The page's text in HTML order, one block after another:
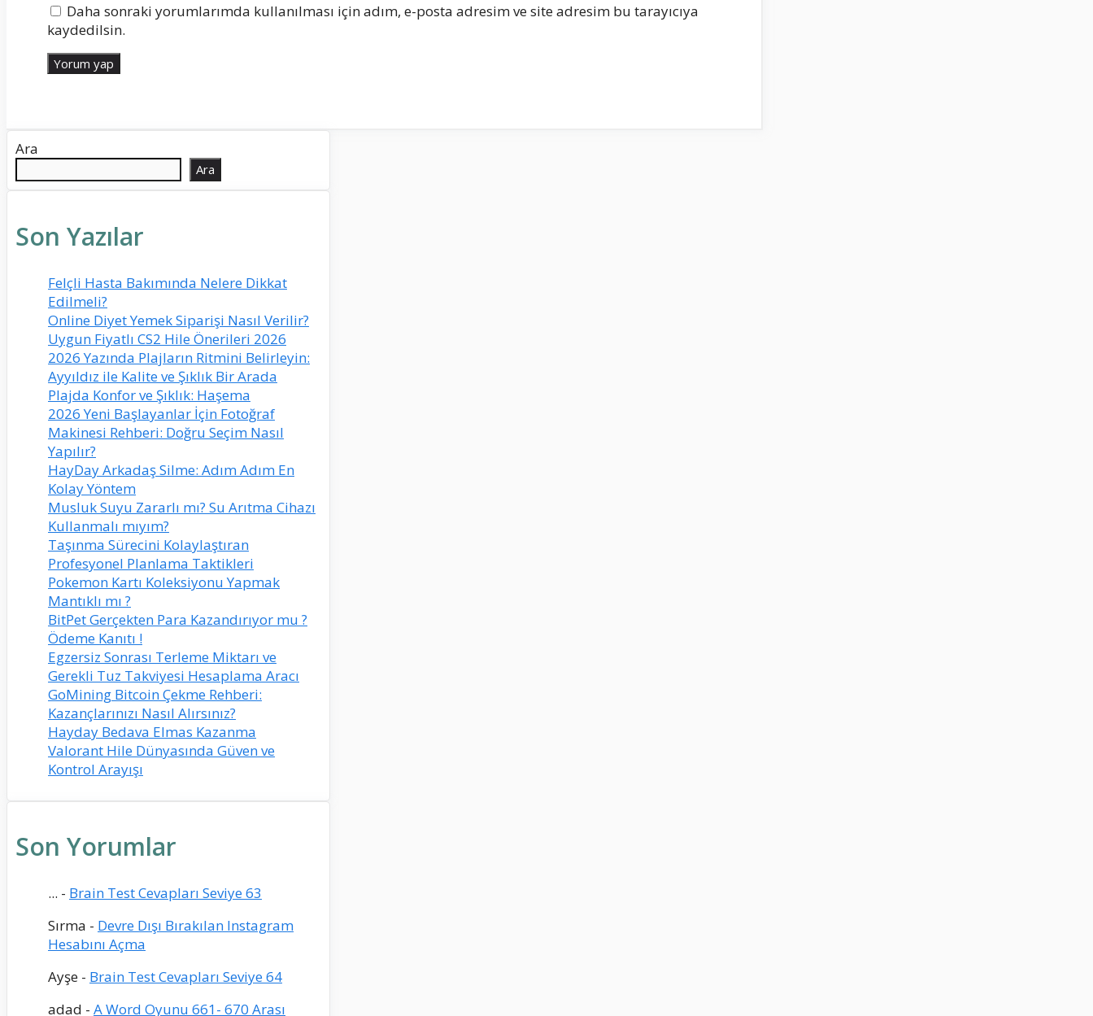
Daha sonraki yorumlarımda kullanılması için adım, e-posta adresim ve site adresim bu tarayıcıya
kaydedilsin.
Ara
Ara
Son Yazılar
Felçli Hasta Bakımında Nelere Dikkat
Edilmeli?
Online Diyet Yemek Siparişi Nasıl Verilir?
Uygun Fiyatlı CS2 Hile Önerileri 2026
2026 Yazında Plajların Ritmini Belirleyin:
Ayyıldız ile Kalite ve Şıklık Bir Arada
Plajda Konfor ve Şıklık: Haşema
2026 Yeni Başlayanlar İçin Fotoğraf
Makinesi Rehberi: Doğru Seçim Nasıl
Yapılır?
HayDay Arkadaş Silme: Adım Adım En
Kolay Yöntem
Musluk Suyu Zararlı mı? Su Arıtma Cihazı
Kullanmalı mıyım?
Taşınma Sürecini Kolaylaştıran
Profesyonel Planlama Taktikleri
Pokemon Kartı Koleksiyonu Yapmak
Mantıklı mı ?
BitPet Gerçekten Para Kazandırıyor mu ?
Ödeme Kanıtı !
Egzersiz Sonrası Terleme Miktarı ve
Gerekli Tuz Takviyesi Hesaplama Aracı
GoMining Bitcoin Çekme Rehberi:
Kazançlarınızı Nasıl Alırsınız?
Hayday Bedava Elmas Kazanma
Valorant Hile Dünyasında Güven ve
Kontrol Arayışı
Son Yorumlar
... - Brain Test Cevapları Seviye 63
Sırma - Devre Dışı Bırakılan Instagram
Hesabını Açma
Ayşe - Brain Test Cevapları Seviye 64
adad - A Word Oyunu 661- 670 Arası